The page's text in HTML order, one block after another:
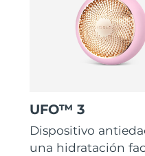
UFO™ 3
Dispositivo
una hidratación